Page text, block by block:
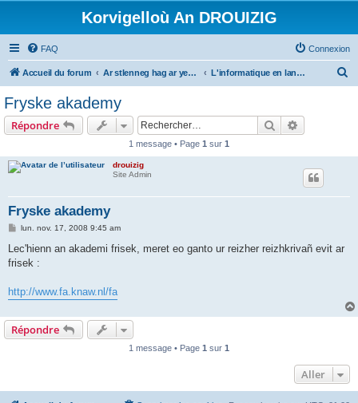
Korvigelloù An DROUIZIG
FAQ Connexion
Accueil du forum Ar stlenneg hag ar yezhoù bihan er bed a-bezh L'informatique en langues régionales et minoritaires
Fryske akademy
Répondre Rechercher
1 message • Page 1 sur 1
drouizig
Site Admin
Fryske akademy
M
s
a
lun. nov. 17, 2008 9:45 am
Lec'hienn an akademi frisek, meret eo ganto ur reizher reizhkrivañ evit ar
frisek :
http://www.fa.knaw.nl/fa
Répondre
1 message • Page 1 sur 1
Aller